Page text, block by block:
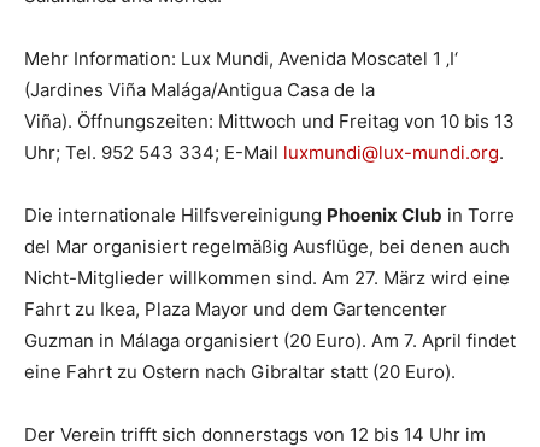
Mehr Information: Lux Mundi, Avenida Moscatel 1 ‚I‘
(Jardines Viña Malága/Antigua Casa de la
Viña). Öffnungszeiten: Mittwoch und Freitag von 10 bis 13
Uhr; Tel. 952 543 334; E-Mail luxmundi@lux-mundi.org.
Die internationale Hilfsvereinigung Phoenix Club in Torre
del Mar organisiert regelmäßig Ausflüge, bei denen auch
Nicht-Mitglieder willkommen sind. Am 27. März wird eine
Fahrt zu Ikea, Plaza Mayor und dem Gartencenter
Guzman in Málaga organisiert (20 Euro). Am 7. April findet
eine Fahrt zu Ostern nach Gibraltar statt (20 Euro).
Der Verein trifft sich donnerstags von 12 bis 14 Uhr im